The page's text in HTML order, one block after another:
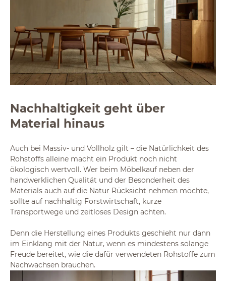
Nachhaltigkeit geht über
Material hinaus
Auch bei Massiv- und Vollholz gilt – die Natürlichkeit des
Rohstoffs alleine macht ein Produkt noch nicht
ökologisch wertvoll. Wer beim Möbelkauf neben der
handwerklichen Qualität und der Besonderheit des
Materials auch auf die Natur Rücksicht nehmen möchte,
sollte auf nachhaltig Forstwirtschaft, kurze
Transportwege und zeitloses Design achten.
Denn die Herstellung eines Produkts geschieht nur dann
im Einklang mit der Natur, wenn es mindestens solange
Freude bereitet, wie die dafür verwendeten Rohstoffe zum
Nachwachsen brauchen.